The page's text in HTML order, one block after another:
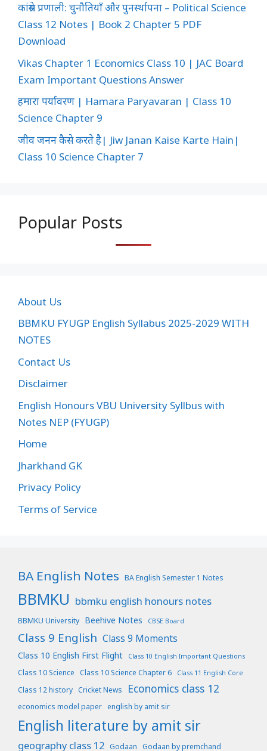
कांग्रेस प्रणाली: चुनौतियाँ और पुनर्स्थापना – Political Science
Class 12 Notes | Book 2 Chapter 5 PDF
Download
Vikas Chapter 1 Economics Class 10 | JAC Board
Exam Important Questions Answer
हमारा पर्यावरण | Hamara Paryavaran | Class 10
Science Chapter 9
जीव जनन कैसे करते है| Jiw Janan Kaise Karte Hain|
Class 10 Science Chapter 7
Popular Posts
About Us
BBMKU FYUGP English Syllabus 2025-2029 WITH
NOTES
Contact Us
Disclaimer
English Honours VBU University Syllbus with
Notes NEP (FYUGP)
Home
Jharkhand GK
Privacy Policy
Terms of Service
BA English Notes BA English Semester 1 Notes
BBMKU bbmku english honours notes
BBMKU University Beehive Notes CBSE Board
Class 9 English Class 9 Moments
Class 10 English First Flight Class 10 English Important Questions
Class 10 Science Class 10 Science Chapter 6 Class 11 English Core
Class 12 history Cricket News Economics class 12
economics model paper english by amit sir
English literature by amit sir
geography class 12 Godaan Godaan by premchand